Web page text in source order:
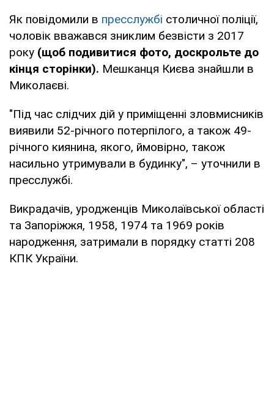
Як повідомили в пресслужбі столичної поліції,
чоловік вважався зниклим безвісти з 2017
року (щоб подивитися фото, доскрольте до
кінця сторінки). Мешканця Києва знайшли в
Миколаєві.
"Під час слідчих дій у приміщенні зловмисників
виявили 52-річного потерпілого, а також 49-
річного киянина, якого, ймовірно, також
насильно утримували в будинку", – уточнили в
пресслужбі.
Викрадачів, уродженців Миколаївської області
та Запоріжжя, 1958, 1974 та 1969 років
народження, затримали в порядку статті 208
КПК України.